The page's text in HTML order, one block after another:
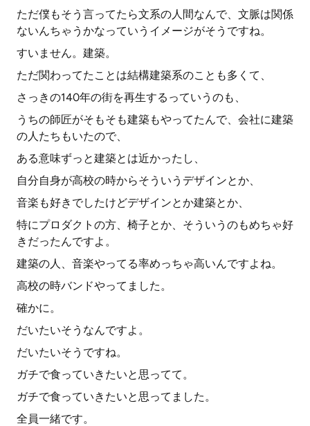
ただ僕もそう言ってたら文系の人間なんで、文脈は関係
ないんちゃうかなっていうイメージがそうですね。
すいません。建築。
ただ関わってたことは結構建築系のことも多くて、
さっきの140年の街を再生するっていうのも、
うちの師匠がそもそも建築もやってたんで、会社に建築
の人たちもいたので、
ある意味ずっと建築とは近かったし、
自分自身が高校の時からそういうデザインとか、
音楽も好きでしたけどデザインとか建築とか、
特にプロダクトの方、椅子とか、そういうのもめちゃ好
きだったんですよ。
建築の人、音楽やってる率めっちゃ高いんですよね。
高校の時バンドやってました。
確かに。
だいたいそうなんですよ。
だいたいそうですね。
ガチで食っていきたいと思ってて。
ガチで食っていきたいと思ってました。
全員一緒です。